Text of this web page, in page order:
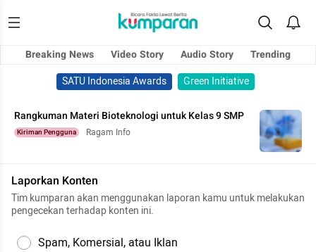
Breaking News Video Story Audio Story
Trending
SATU Indonesia Awards
Green Initiative
Rangkuman Materi Bioteknologi untuk Kelas 9 SMP
Kiriman Pengguna Ragam Info
Laporkan Konten
Tim kumparan akan menggunakan laporan kamu untuk melakukan
pengecekan terhadap konten ini.
Spam, Komersial, atau Iklan